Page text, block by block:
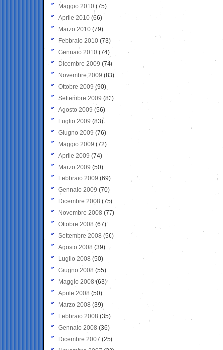
Maggio 2010 (75)
Aprile 2010 (66)
Marzo 2010 (79)
Febbraio 2010 (73)
Gennaio 2010 (74)
Dicembre 2009 (74)
Novembre 2009 (83)
Ottobre 2009 (90)
Settembre 2009 (83)
Agosto 2009 (56)
Luglio 2009 (83)
Giugno 2009 (76)
Maggio 2009 (72)
Aprile 2009 (74)
Marzo 2009 (50)
Febbraio 2009 (69)
Gennaio 2009 (70)
Dicembre 2008 (75)
Novembre 2008 (77)
Ottobre 2008 (67)
Settembre 2008 (56)
Agosto 2008 (39)
Luglio 2008 (50)
Giugno 2008 (55)
Maggio 2008(63)
Aprile 2008 (50)
Marzo 2008 (39)
Febbraio 2008 (35)
Gennaio 2008 (36)
Dicembre 2007 (25)